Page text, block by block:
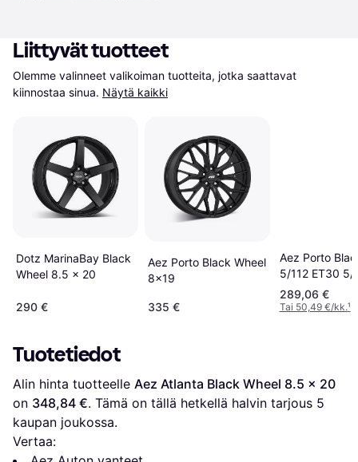
Liittyvät tuotteet
Olemme valinneet valikoiman tuotteita, jotka saattavat
kiinnostaa sinua. Näytä kaikki
Dotz MarinaBay Black
Wheel 8.5 x 20
290 €
Aez Porto Black Wheel
8x19
335 €
Aez Porto
5/112 ET30 5/
289,06 €
Tai 50,49 €/kk.¹
Tuotetiedot
Alin hinta tuotteelle Aez Atlanta Black Wheel 8.5 x 20
on 348,84 €. Tämä on tällä hetkellä halvin tarjous 5
kaupan joukossa.
Vertaa: